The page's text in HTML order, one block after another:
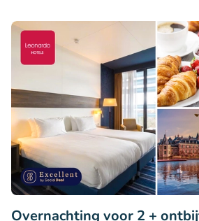
Overnachting voor 2 +